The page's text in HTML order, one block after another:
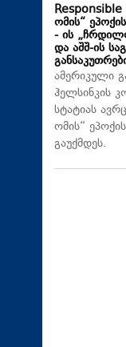
Responsible
ომის“
- ის
და აშშ-ის
ამერიკული
ჰელსინკის
სტატიას
ომის“
გაუქმდეს.